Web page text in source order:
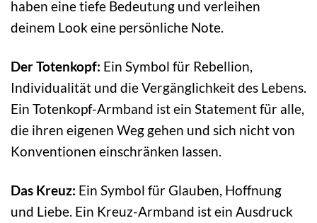
haben eine tiefe Bedeutung und verleihen
deinem Look eine persönliche Note.
Der Totenkopf: Ein Symbol für Rebellion,
Individualität und die Vergänglichkeit des Lebens.
Ein Totenkopf-Armband ist ein Statement für alle,
die ihren eigenen Weg gehen und sich nicht von
Konventionen einschränken lassen.
Das Kreuz: Ein Symbol für Glauben, Hoffnung
und Liebe. Ein Kreuz-Armband ist ein Ausdruck